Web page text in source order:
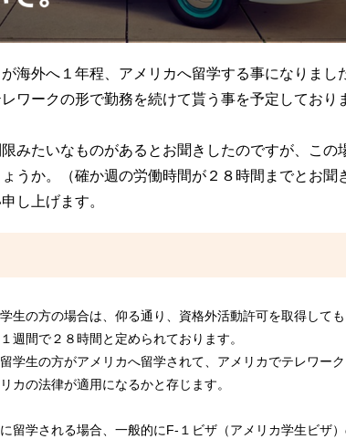
海外へ１年程、アメリカへ留学する事になりまし
ワークの形で勤務を続けて貰う事を予定しており
みたいなものがあるとお聞きしたのですが、この
うか。（確か週の労働時間が２８時間までとお聞
し上げます。
生の方の場合は、仰る通り、資格外活動許可を取得しても
週間で２８時間と定められております。
学生の方がアメリカへ留学されて、アメリカでテレワー
カの法律が適用になるかと存じます。
留学される場合、一般的にF-１ビザ（アメリカ学生ビザ